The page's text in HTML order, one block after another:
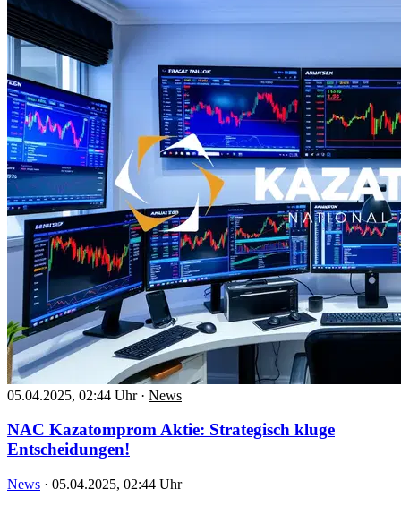
05.04.2025, 02:44 Uhr · News
NAC Kazatomprom Aktie: Strategisch kluge
Entscheidungen!
News · 05.04.2025, 02:44 Uhr